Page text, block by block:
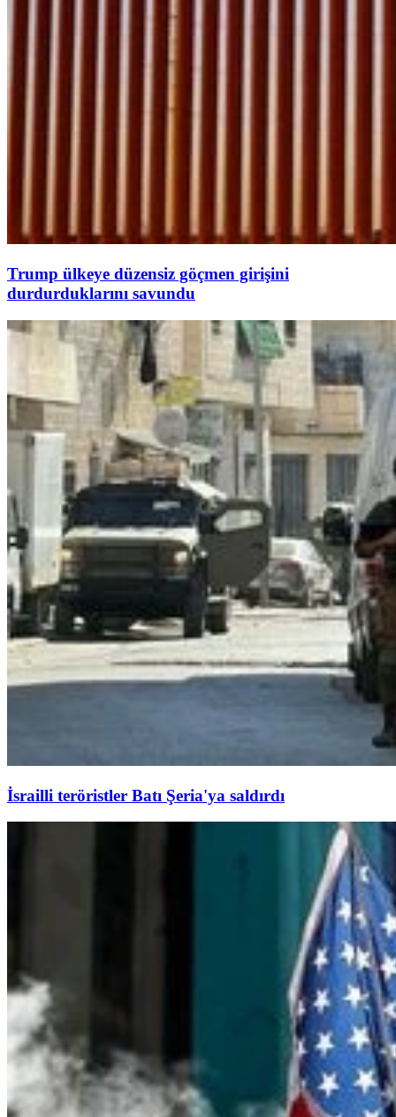
Trump ülkeye düzensiz göçmen girişini
durdurduklarını savundu
İsrailli teröristler Batı Şeria'ya saldırdı